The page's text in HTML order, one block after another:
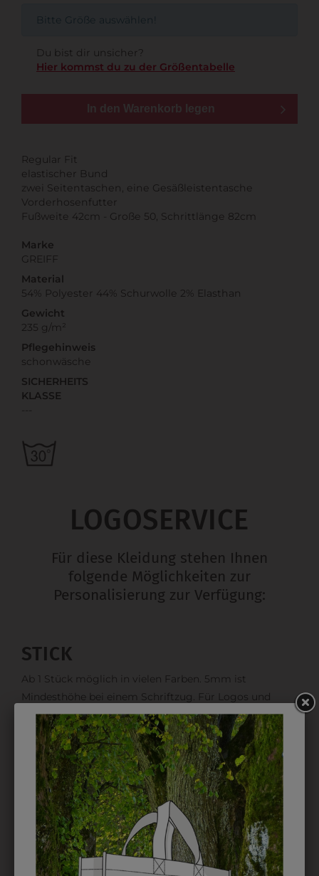
Bitte Größe auswählen!
Du bist dir unsicher?
Hier kommst du zu der Größentabelle
In den Warenkorb legen
Regular Fit
elastischer Bund
zwei Seitentaschen, eine Gesäßleistentasche
Vorderhosenfutter
Fußweite 42cm - Große 50, Schrittlänge 82cm
Marke
GREIFF
Material
54% Polyester 44% Schurwolle 2% Elasthan
Gewicht
235 g/m²
Pflegehinweis
schonwäsche
SICHERHEITS
KLASSE
LOGOSERVICE
Für diese Kleidung stehen Ihnen
folgende Möglichkeiten zur
Personalisierung zur Verfügung:
STICK
Ab 1 Stück möglich in vielen Farben. 5mm ist
Mindesthöhe bei einem Schriftzug. Für Logos und
Namen optimal. Waschbar bis zu 95°C.
EMBLEM
Kann gestickt oder bedruckt werden. Sehr vielseitig
einsetzbar und beim Sticken wieder ab 1 Stück
möglich.
DRUCK